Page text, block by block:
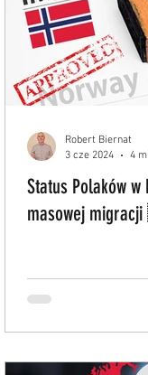
Status Polaków
masowej
Robert Biernat
3 cze 2024
4